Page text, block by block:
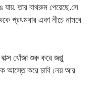
তার বাথরুম পেয়েছে.সে
প্রথমবার একা নীচে নামবে
খোঁজা শুরু করে জগ্গু
আস্তে করে চাবি নেয় আর